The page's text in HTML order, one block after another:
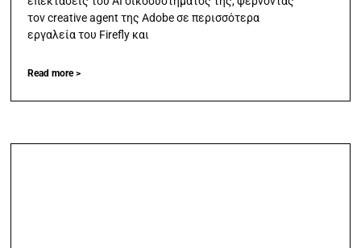
τον creative agent της Adobe σε περισσότερα
εργαλεία του Firefly και
Read more >